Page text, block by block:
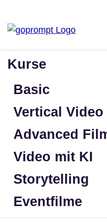
Kurse
Basic
Vertical Video
Advanced
Video mit KI
Storytelling
Eventfilme
Loriana
+41 79 705 32